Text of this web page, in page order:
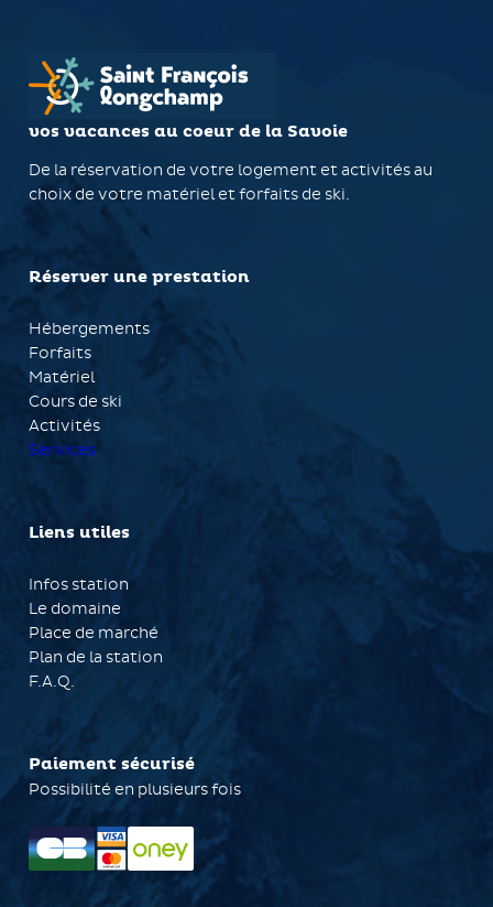
vos vacances au coeur de la Savoie
De la réservation de votre logement et activités au
choix de votre matériel et forfaits de ski.
Réserver une prestation
Hébergements
Forfaits
Matériel
Cours de ski
Activités
Services
Liens utiles
Infos station
Le domaine
Place de marché
Plan de la station
F.A.Q.
Paiement sécurisé
Possibilité en plusieurs fois